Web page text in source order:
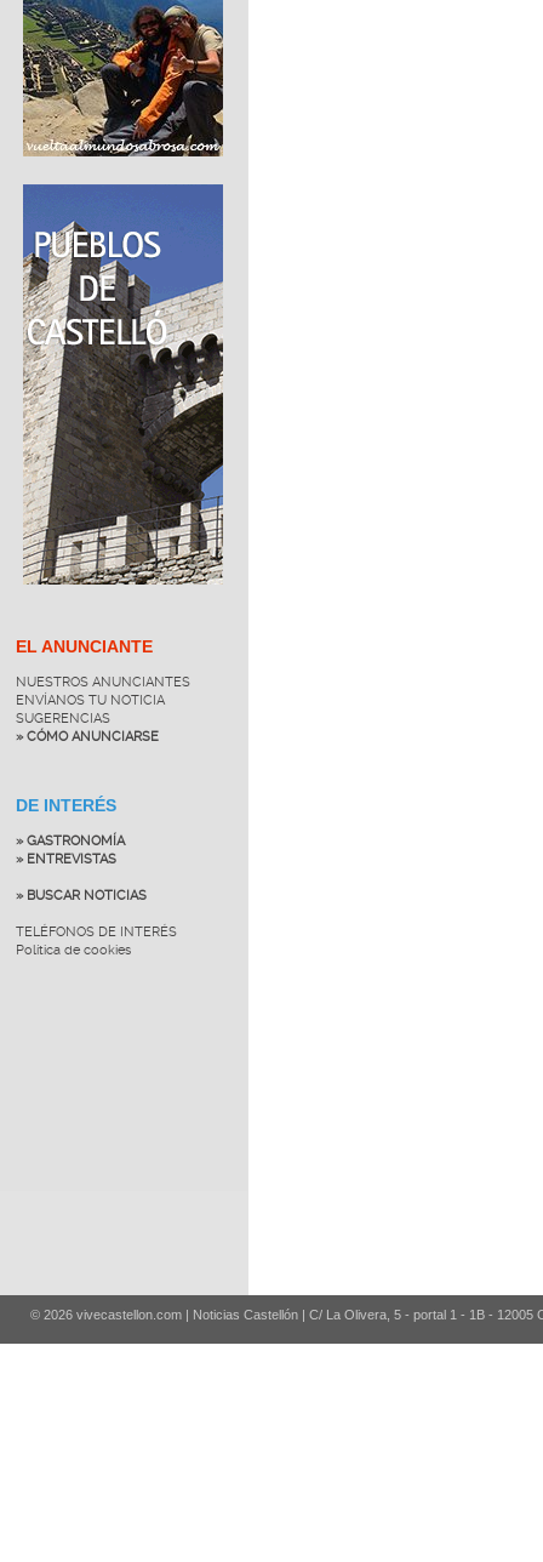
EL ANUNCIANTE
NUESTROS ANUNCIANTES
ENVÍANOS TU NOTICIA
SUGERENCIAS
» CÓMO ANUNCIARSE
DE INTERÉS
» GASTRONOMÍA
» ENTREVISTAS
» BUSCAR NOTICIAS
TELÉFONOS DE INTERÉS
Política de cookies
© 2026 vivecastellon.com | Noticias Castellón | C/ La Olivera, 5 - portal 1 - 1B - 12005